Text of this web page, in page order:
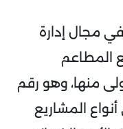
مجال إدارة
المطاعم
منها، وهو رقم
المشاريع